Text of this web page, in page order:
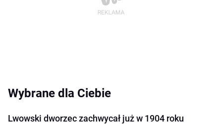
Wybrane dla Ciebie
Lwowski dworzec zachwycał już w 1904 roku